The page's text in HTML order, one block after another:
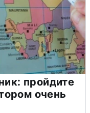
пройдите
очень